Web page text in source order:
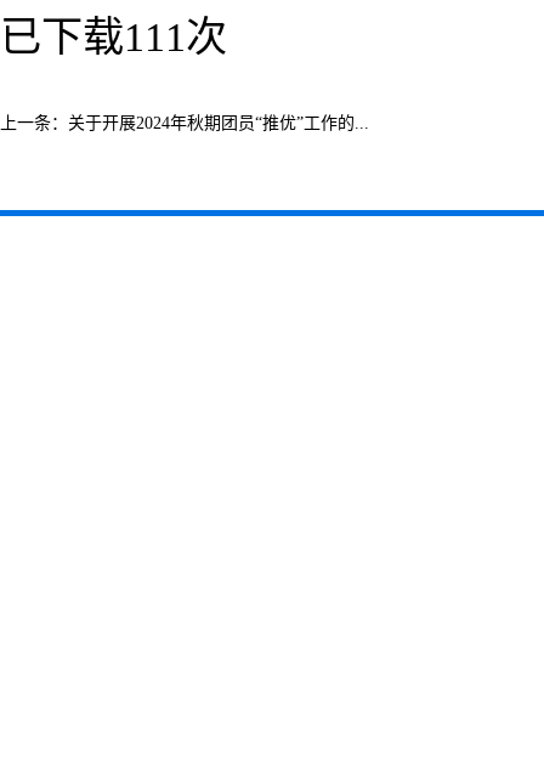
已下载111次
上一条： 关于开展2024年秋期团员“推优”工作的...